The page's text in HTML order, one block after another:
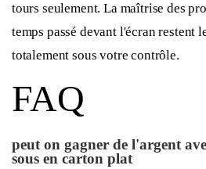
tours seulement. La maîtrise des
temps passé devant l'écran restent
totalement sous votre contrôle.
FAQ
peut on gagner de l'argent
sous en carton plat